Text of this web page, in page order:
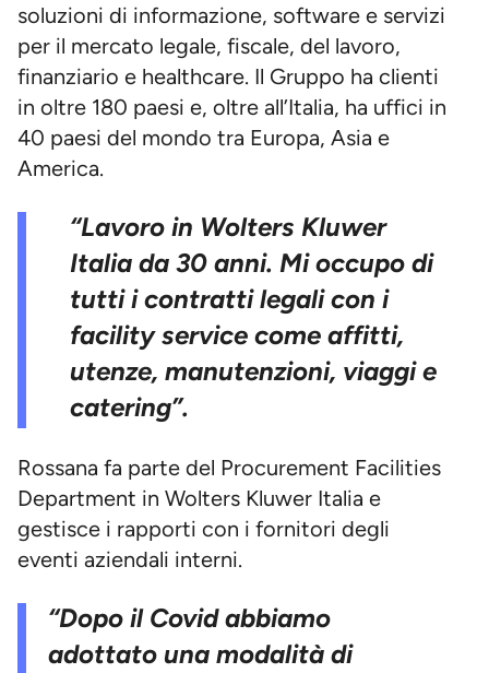
soluzioni di informazione, software e servizi
per il mercato legale, fiscale, del lavoro,
finanziario e healthcare. Il Gruppo ha clienti
in oltre 180 paesi e, oltre all’Italia, ha uffici in
40 paesi del mondo tra Europa, Asia e
America.
“Lavoro in Wolters Kluwer
Italia da 30 anni. Mi occupo di
tutti i contratti legali con i
facility service come affitti,
utenze, manutenzioni, viaggi e
catering”.
Rossana fa parte del Procurement Facilities
Department in Wolters Kluwer Italia e
gestisce i rapporti con i fornitori degli
eventi aziendali interni.
“Dopo il Covid abbiamo
adottato una modalità di